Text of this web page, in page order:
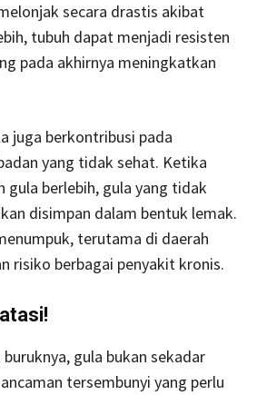
secara drastis akibat
tubuh dapat menjadi resisten
pada akhirnya meningkatkan
juga berkontribusi pada
yang tidak sehat. Ketika
gula berlebih, gula yang tidak
disimpan dalam bentuk lemak.
terutama di daerah
risiko berbagai penyakit kronis.
gula bukan sekadar
tersembunyi yang perlu